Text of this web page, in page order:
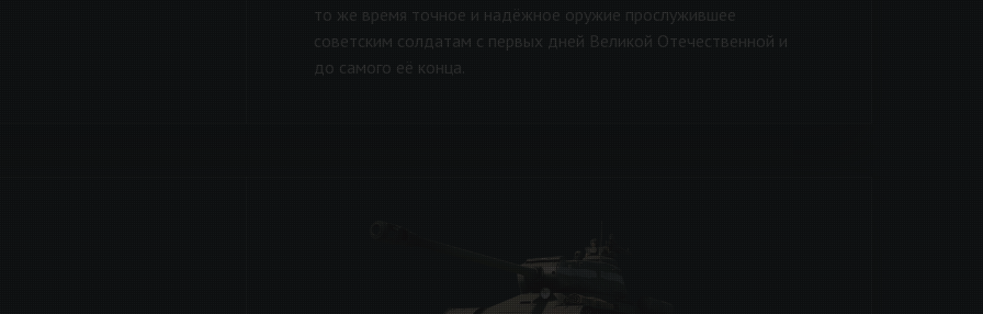
то же время точное и надёжное оружие прослужившее
советским солдатам с первых дней Великой Отечественной и
до самого её конца.